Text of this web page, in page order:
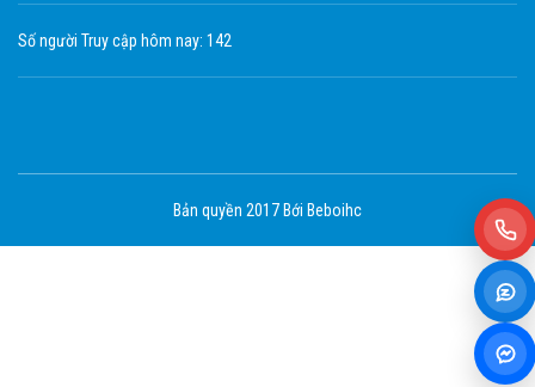
Số người Truy cập hôm nay: 142
Bản quyền 2017 Bới Beboihc